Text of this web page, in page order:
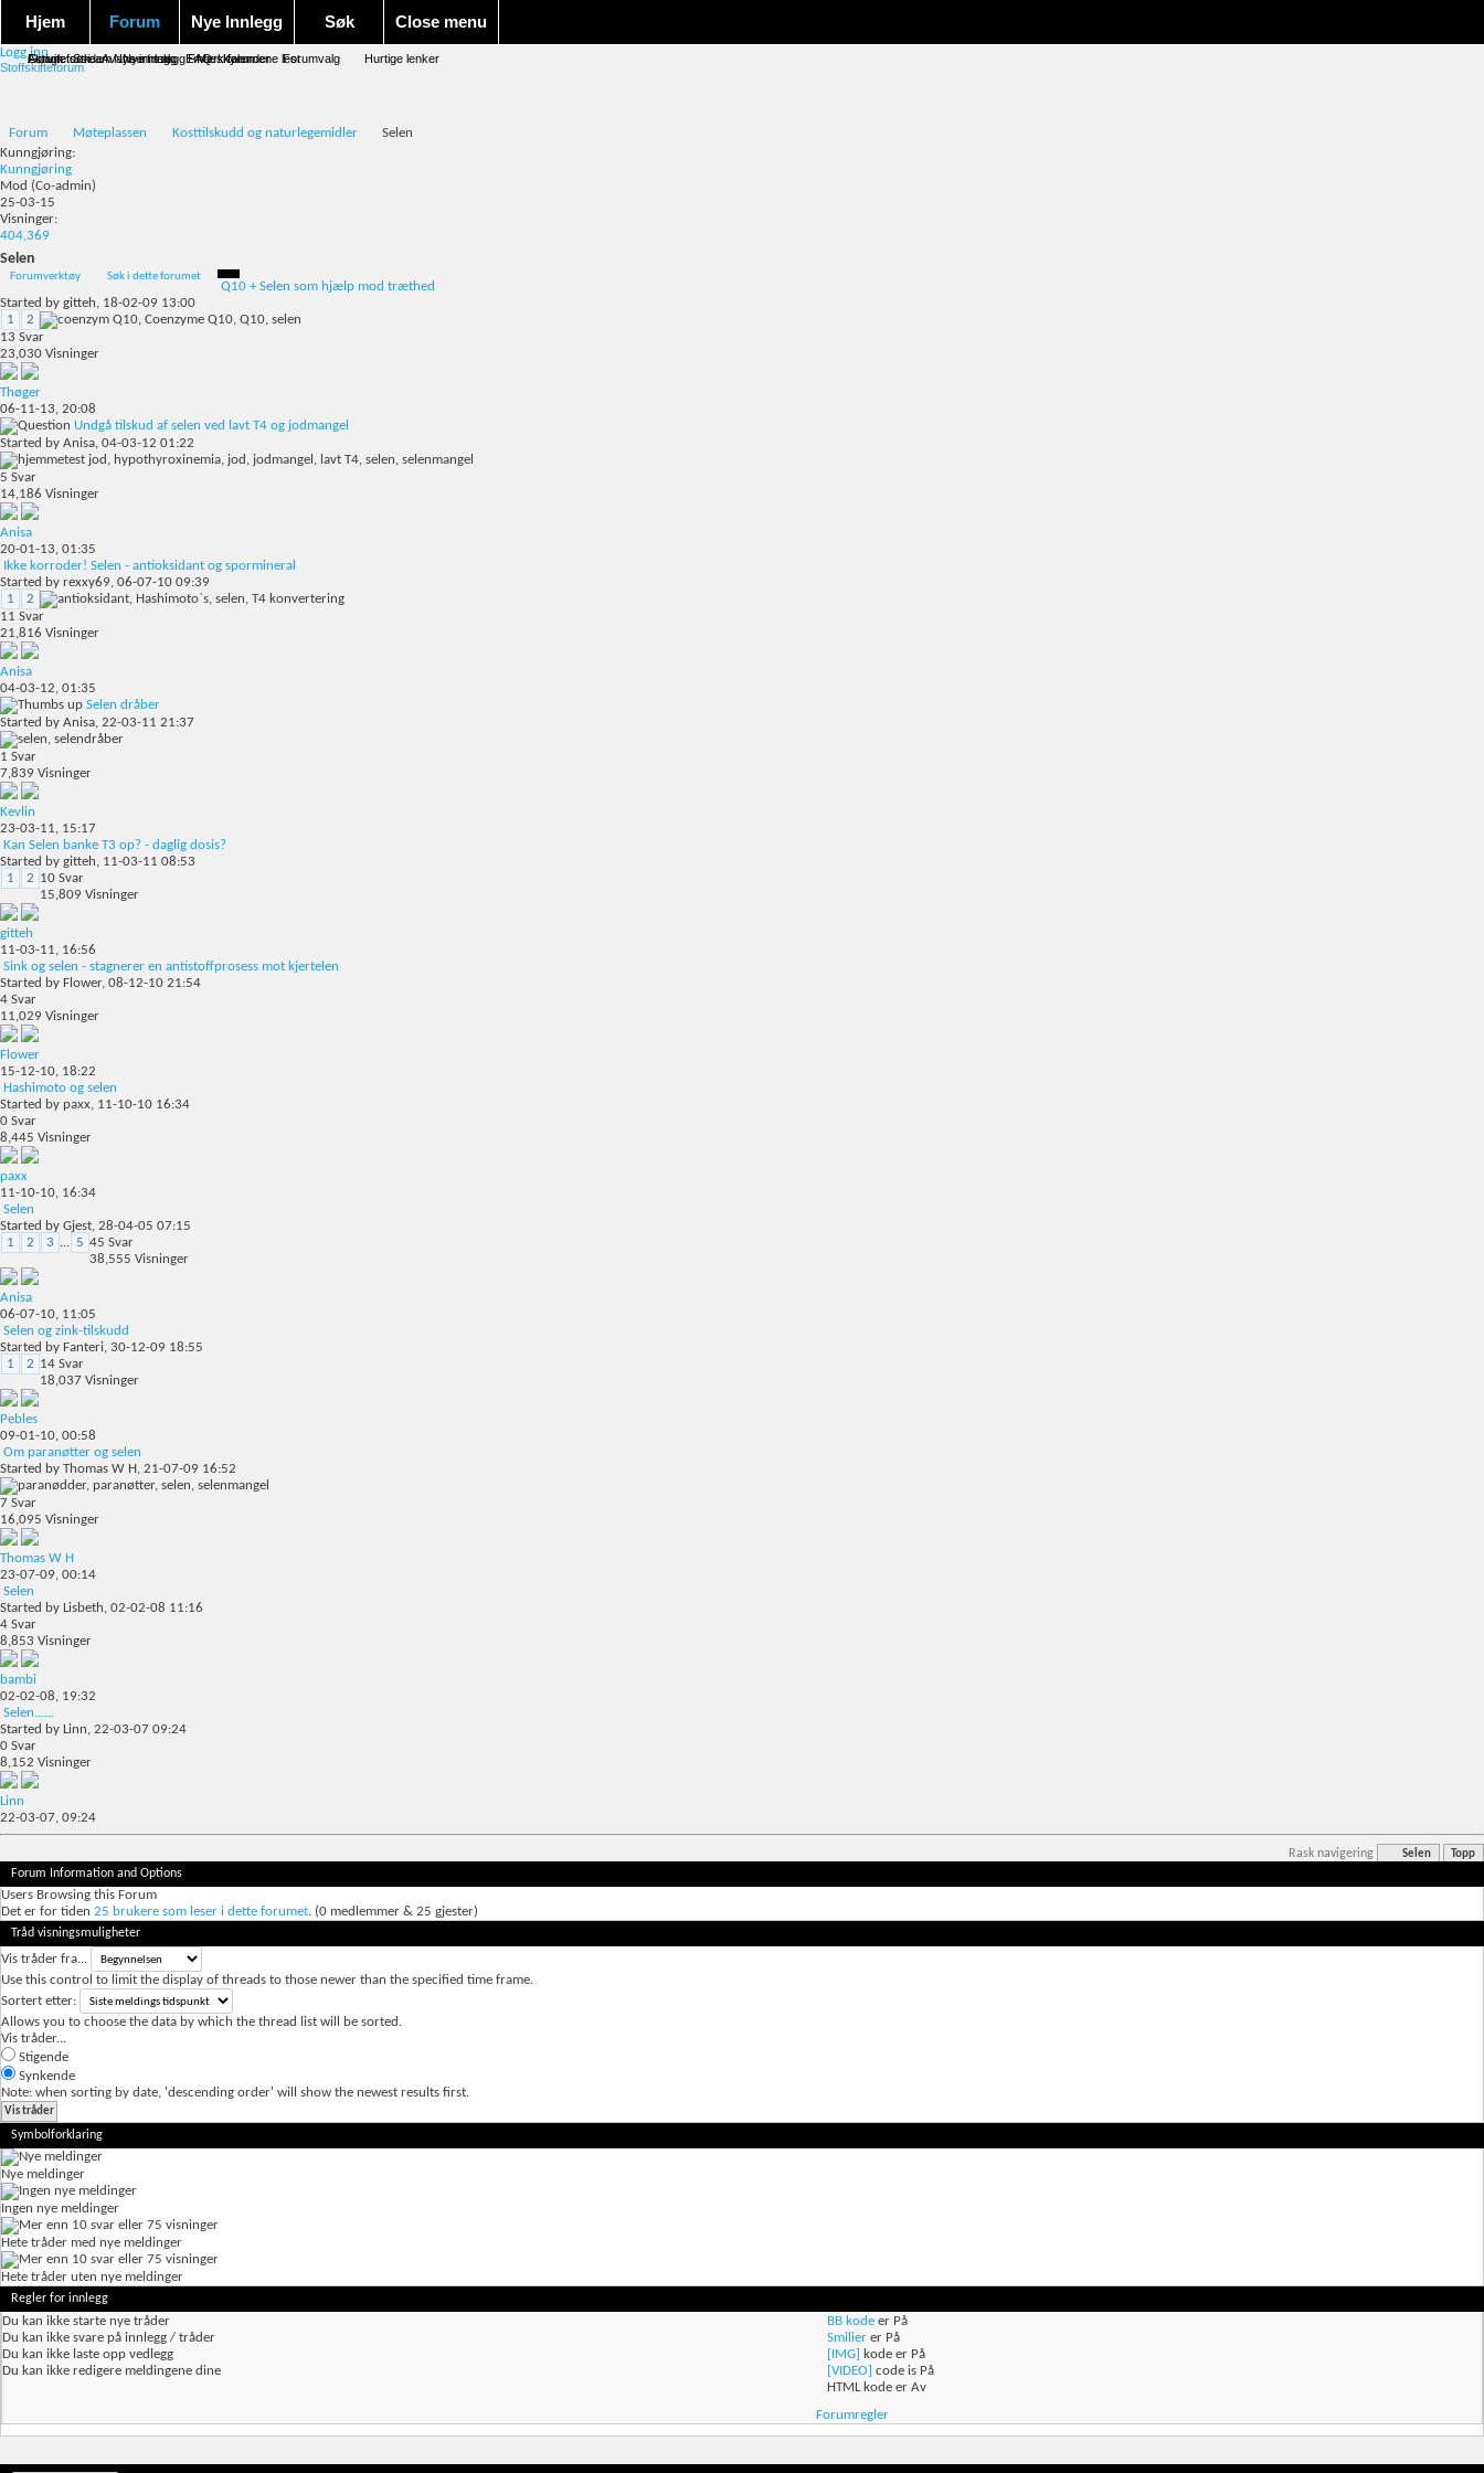
Hjem Forum
Forum forside Nye innlegg FAQ Kalender Forumvalg Hurtige lenker
Nye Innlegg
Aktivitet Stream Nye innlegg Merk forumene lest
Søk
Google søk Avansert søk Emneskyen
Close menu
Logg inn
Stoffskifteforum
Forum Møteplassen Kosttilskudd og naturlegemidler
Selen
Kunngjøring:
Kunngjøring
Mod (Co-admin)
25-03-15
Visninger:
404,369
Selen
Forumverktøy Søk i dette forumet
Q10 + Selen som hjælp mod træthed
Started by gitteh, 18-02-09 13:00
1
2
13 Svar
23,030 Visninger
Thøger
06-11-13, 20:08
Undgå tilskud af selen ved lavt T4 og jodmangel
Started by Anisa, 04-03-12 01:22
5 Svar
14,186 Visninger
Anisa
20-01-13, 01:35
Ikke korroder! Selen - antioksidant og spormineral
Started by rexxy69, 06-07-10 09:39
1
2
11 Svar
21,816 Visninger
Anisa
04-03-12, 01:35
Selen dråber
Started by Anisa, 22-03-11 21:37
1 Svar
7,839 Visninger
Kevlin
23-03-11, 15:17
Kan Selen banke T3 op? - daglig dosis?
Started by gitteh, 11-03-11 08:53
1
2 10 Svar
15,809 Visninger
gitteh
11-03-11, 16:56
Sink og selen - stagnerer en antistoffprosess mot kjertelen
Started by Flower, 08-12-10 21:54
4 Svar
11,029 Visninger
Flower
15-12-10, 18:22
Hashimoto og selen
Started by paxx, 11-10-10 16:34
0 Svar
8,445 Visninger
paxx
11-10-10, 16:34
Selen
Started by Gjest, 28-04-05 07:15
1
2 3 ... 5 45 Svar
38,555 Visninger
Anisa
06-07-10, 11:05
Selen og zink-tilskudd
Started by Fanteri, 30-12-09 18:55
1
2 14 Svar
18,037 Visninger
Pebles
09-01-10, 00:58
Om paranøtter og selen
Started by Thomas W H, 21-07-09 16:52
7 Svar
16,095 Visninger
Thomas W H
23-07-09, 00:14
Selen
Started by Lisbeth, 02-02-08 11:16
4 Svar
8,853 Visninger
bambi
02-02-08, 19:32
Selen......
Started by Linn, 22-03-07 09:24
0 Svar
8,152 Visninger
Linn
22-03-07, 09:24
Rask navigering Selen Topp
Forum Information and Options
Users Browsing this Forum
Det er for tiden 25 brukere som leser i dette forumet. (0 medlemmer & 25 gjester)
Tråd visningsmuligheter
Vis tråder fra...
Use this control to limit the display of threads to those newer than the specified time frame.
Sortert etter:
Allows you to choose the data by which the thread list will be sorted.
Vis tråder...
Stigende
Synkende
Note: when sorting by date, 'descending order' will show the newest results first.
Symbolforklaring
Nye meldinger
Ingen nye meldinger
Hete tråder med nye meldinger
Hete tråder uten nye meldinger
Regler for innlegg
Du kan ikke starte nye tråder
Du kan ikke svare på innlegg / tråder
Du kan ikke laste opp vedlegg
Du kan ikke redigere meldingene dine
BB kode er På
Smilier er På
[IMG] kode er På
[VIDEO] code is På
HTML kode er Av
Forumregler